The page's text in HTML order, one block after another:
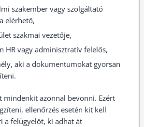
szakember vagy szolgáltató
elérhető,
szakmai vezetője,
HR vagy adminisztratív felelős,
aki a dokumentumokat gyorsan
mindenkit azonnal bevonni. Ezért
ellenőrzés esetén kit kell
a felügyelőt, ki adhat át